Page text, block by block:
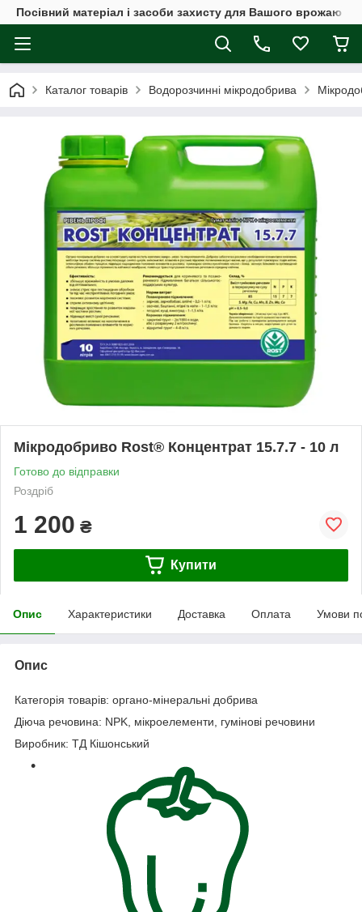
Посівний матеріал і засоби захисту для Вашого врожаю
Каталог товарів Водорозчинні мікродобрива
Мікродобриво Rost® Концентрат 15.7.7 - 10 л
Готово до відправки
Роздріб
1 200 ₴
Купити
Опис Характеристики Доставка Оплата Умови
Опис
Категорія товарів: органо-мінеральні добрива
Діюча речовина: NPK, мікроелементи, гумінові речовини
Виробник: ТД Кішонський